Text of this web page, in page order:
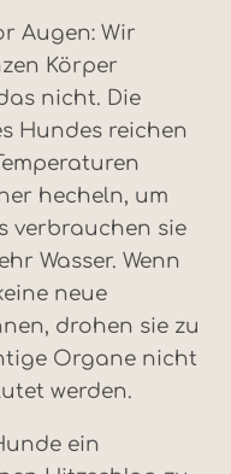
Augen: Wir
Körper
nicht. Die
Hundes reichen
hecheln, um
verbrauchen sie
Wasser. Wenn
neue
drohen sie zu
Organe nicht
werden.
ein